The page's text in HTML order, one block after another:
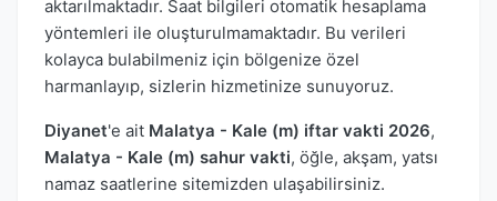
aktarılmaktadır. Saat bilgileri otomatik hesaplama
yöntemleri ile oluşturulmamaktadır. Bu verileri
kolayca bulabilmeniz için bölgenize özel
harmanlayıp, sizlerin hizmetinize sunuyoruz.
Diyanet'e ait Malatya - Kale (m) iftar vakti 2026,
Malatya - Kale (m) sahur vakti, öğle, akşam, yatsı
namaz saatlerine sitemizden ulaşabilirsiniz.